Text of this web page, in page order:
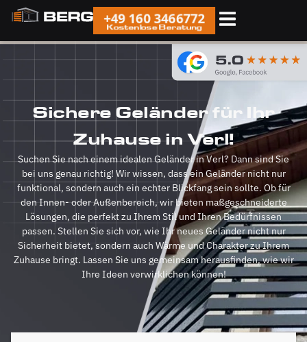
+49 160 3466772
Kostenlose Beratung
Sichere Geländer für Ihr
Zuhause in Verl!
Suchen Sie nach einem idealen Geländer in Verl? Dann sind Sie
bei uns genau richtig! Wir wissen, dass ein Geländer nicht nur
funktional, sondern auch ein echter Blickfang sein sollte. Ob für
den Innen- oder Außenbereich, wir bieten maßgeschneiderte
Lösungen, die perfekt zu Ihrem Stil und Ihren Bedürfnissen
passen. Stellen Sie sich vor, wie Ihr neues Geländer nicht nur
Sicherheit bietet, sondern auch Wärme und Charakter zu Ihrem
Zuhause bringt. Lassen Sie uns gemeinsam herausfinden, wie wir
Ihre Ideen verwirklichen können!